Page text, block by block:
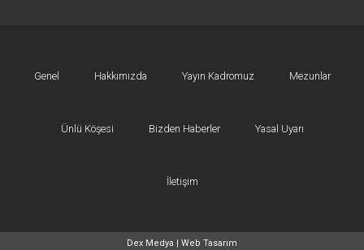
Genel Hakkımızda Yayın Kadromuz Mezunlar
Ünlü Köşesi Bizden Haberler Yasal Uyarı
İletişim
Dex Medya | Web Tasarım